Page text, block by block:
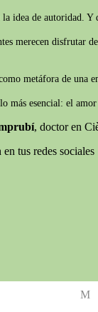
idea de autoridad. Y
merecen disfrutar
metáfora de una
más esencial: el amor
, doctor en
tus redes sociales
M